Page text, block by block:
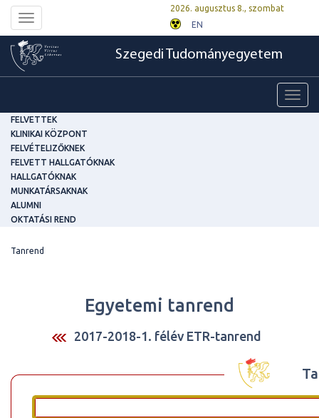
Toggle
navigation
2026. augusztus 8., szombat
EN
Szegedi Tudományegyetem
FELVETTEK
KLINIKAI KÖZPONT
FELVÉTELIZŐKNEK
FELVETT HALLGATÓKNAK
HALLGATÓKNAK
MUNKATÁRSAKNAK
ALUMNI
OKTATÁSI REND
Tanrend
Egyetemi tanrend
2017-2018-1. félév ETR-tanrend